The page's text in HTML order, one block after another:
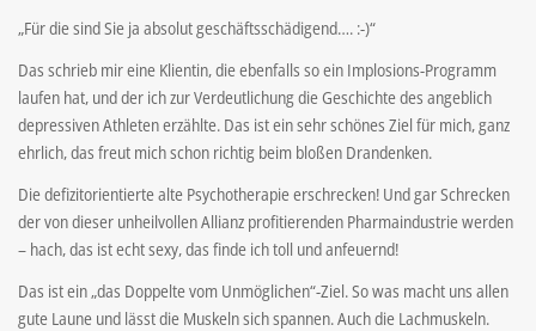
„Für die sind Sie ja absolut geschäftsschädigend…. :-)“
Das schrieb mir eine Klientin, die ebenfalls so ein Implosions-Programm
laufen hat, und der ich zur Verdeutlichung die Geschichte des angeblich
depressiven Athleten erzählte. Das ist ein sehr schönes Ziel für mich, ganz
ehrlich, das freut mich schon richtig beim bloßen Drandenken.
Die defizitorientierte alte Psychotherapie erschrecken! Und gar Schrecken
der von dieser unheilvollen Allianz profitierenden Pharmaindustrie werden
– hach, das ist echt sexy, das finde ich toll und anfeuernd!
Das ist ein „das Doppelte vom Unmöglichen“-Ziel. So was macht uns allen
gute Laune und lässt die Muskeln sich spannen. Auch die Lachmuskeln.